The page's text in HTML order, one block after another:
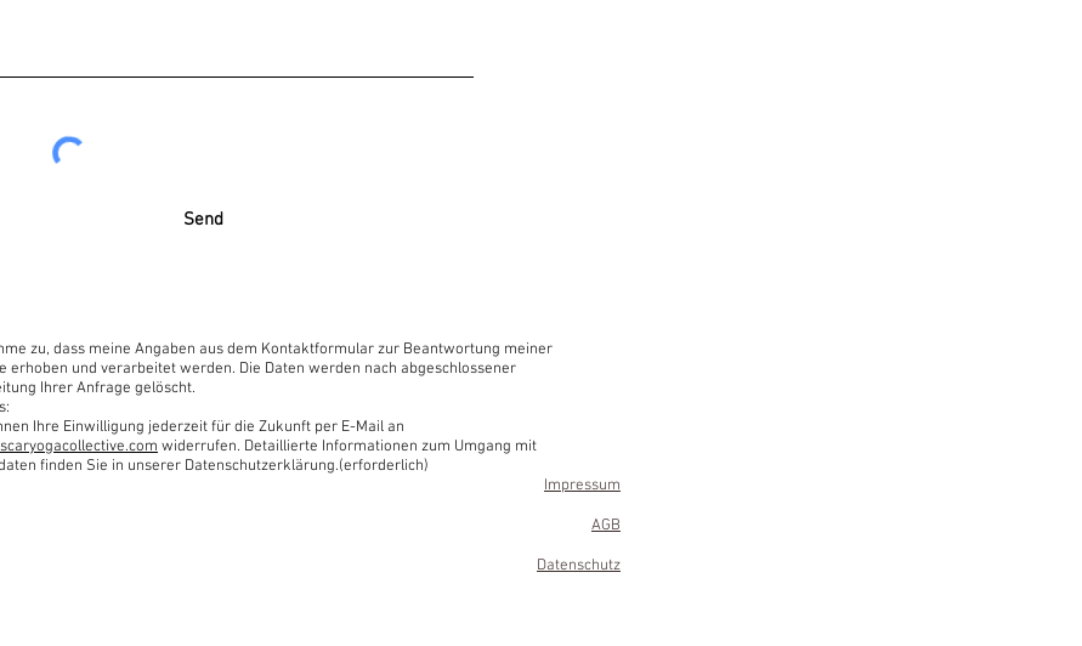
Send
zu, dass meine Angaben aus dem Kontaktformular zur Beantwortung meiner
erhoben und verarbeitet werden. Die Daten werden nach abgeschlossener
Ihrer Anfrage gelöscht.
Ihre Einwilligung jederzeit für die Zukunft per E-Mail an
widerrufen. Detaillierte Informationen zum Umgang mit
finden Sie in unserer Datenschutzerklärung.(erforderlich)
Impressum
AGB
Datenschutz